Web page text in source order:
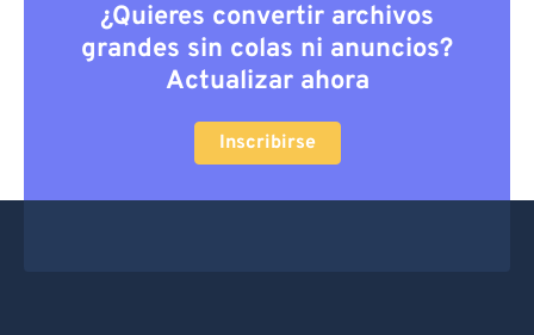
¿Quieres convertir archivos
grandes sin colas ni anuncios?
Actualizar ahora
Inscribirse